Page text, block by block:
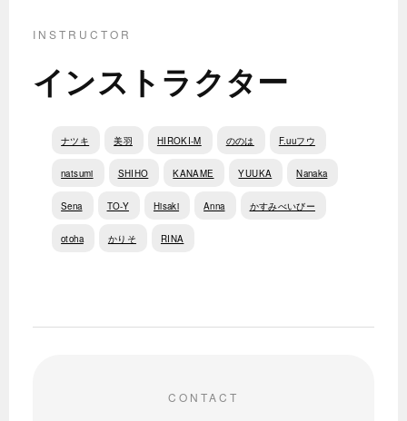
INSTRUCTOR
インストラクター
ナツキ 美羽 HIROKI-M ののは F.uuフウ
natsumi SHIHO KANAME YUUKA Nanaka
Sena TO-Y Hisaki Anna かすみべいびー
otoha かりそ RINA
CONTACT